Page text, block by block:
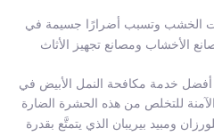
الخشب وتسبب أضرارًا جسيمة في
الأخشاب ومصانع تجهيز الأثاث
أفضل خدمة مكافحة النمل الأبيض في
للتخلص من هذه الحشرة الضارة
ومبيد بيريبان الذي يتمتَّع بقدرة